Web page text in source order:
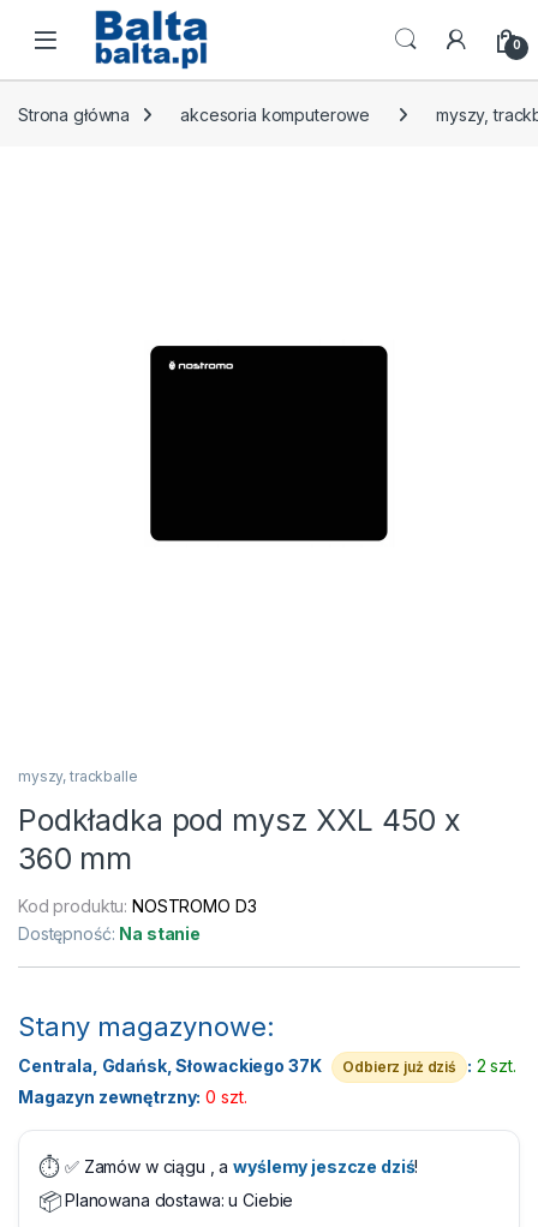
Skip to navigation
Skip to content
Open 0
Strona główna akcesoria komputerowe myszy,
myszy, trackballe
Podkładka pod mysz XXL 450 x
360 mm
Kod produktu:NOSTROMO D3
Dostępność: Na stanie
Stany magazynowe:
Centrala, Gdańsk, Słowackiego 37K Odbierz już dziś : 2 szt.
Magazyn zewnętrzny: 0 szt.
⏱️ ✅ Zamów w ciągu , awyślemy jeszcze dziś!
📦Planowana dostawa:u Ciebie